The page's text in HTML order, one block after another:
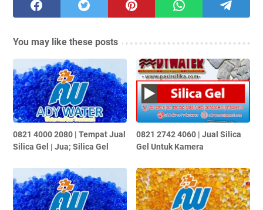
You may like these posts
0821 4000 2080 | Tempat Jual
Silica Gel | Jua; Silica Gel
0821 2742 4060 | Jual Silica
Gel Untuk Kamera